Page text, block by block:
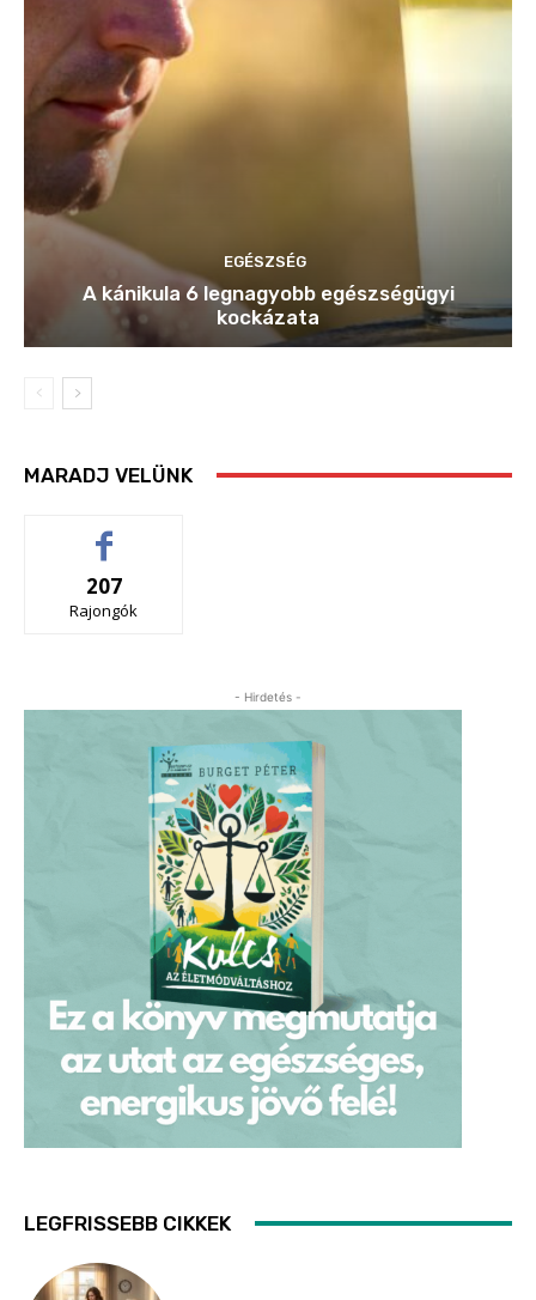
EGÉSZSÉG
A kánikula 6 legnagyobb egészségügyi
kockázata
MARADJ VELÜNK
207
Rajongók
- Hirdetés -
LEGFRISSEBB CIKKEK